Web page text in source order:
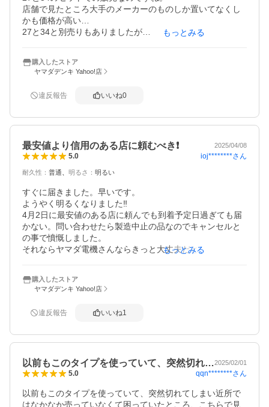
店舗で見たところ大手のメーカーのものしか置いてなくし
かも価格が高い…
27と34と別売りもありましたが
価格差です。
34はまだ点灯していましたが近い内切れると
配送も早く翌々日には届けて頂きました。
もっとみる
購入したストア
ヤマダデンキ Yahoo!店
違反報告 いいね0
最安値より信用のある店に頼むべき❗️ 2025/04/08
5.0 ioj********さん
耐久性 ： 普通 明るさ ： 明るい
すぐに届きました。早いです。
ようやく明るくなりました‼️
4月2日に最安値のある店に頼んでも到着予定日過ぎても届
かない。問い合わせたら製造中止の品なのでキャンセルと
の事で憤慨しました。
それならヤマダ電機さんならきっと大丈夫だと思って最安
すぐセット‼️明るくなりました‼️
最安値にこだわらず、信用のある店に頼む方が良いんです
もっとみる
購入したストア
ヤマダデンキ Yahoo!店
違反報告 いいね1
以前もこのタイプを使っていて、突然切れ…2025/02/01
5.0 qqn********さん
以前もこのタイプを使っていて、突然切れてしまい近所で
はなかなか売っていなくて困っていたところ、こちらで見